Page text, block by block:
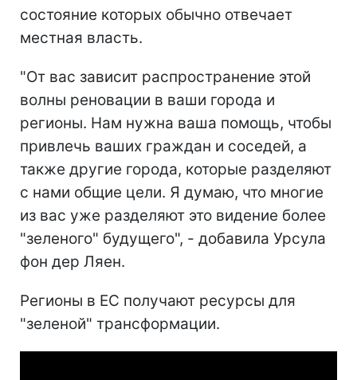
состояние которых обычно отвечает
местная власть.
"От вас зависит распространение этой
волны реновации в ваши города и
регионы. Нам нужна ваша помощь, чтобы
привлечь ваших граждан и соседей, а
также другие города, которые разделяют
с нами общие цели. Я думаю, что многие
из вас уже разделяют это видение более
"зеленого" будущего", - добавила Урсула
фон дер Ляен.
Регионы в ЕС получают ресурсы для
"зеленой" трансформации.